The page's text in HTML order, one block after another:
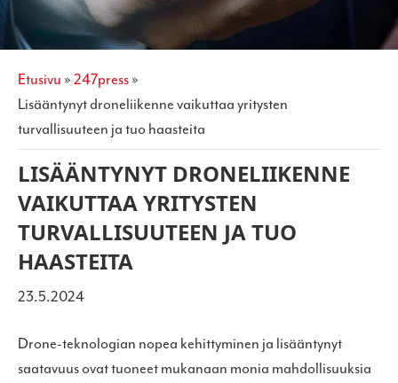
etusivu» 247press»
lisääntynyt droneliikenne vaikuttaa yritysten
turvallisuuteen ja tuo haasteita
LISÄÄNTYNYT DRONELIIKENNE
VAIKUTTAA YRITYSTEN
TURVALLISUUTEEN JA TUO
HAASTEITA
23.5.2024
Drone-teknologian nopea kehittyminen ja lisääntynyt
saatavuus ovat tuoneet mukanaan monia mahdollisuuksia